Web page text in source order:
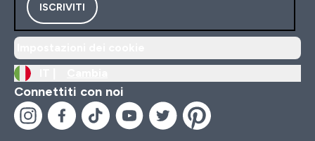
ISCRIVITI
Connettiti con noi